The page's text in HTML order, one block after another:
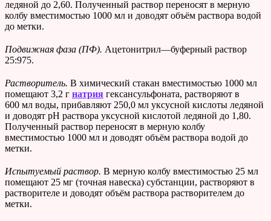
ледяной до 2,60. Полученный раствор переносят в мерную
колбу вместимостью 1000 мл и доводят объём раствора водой
до метки.
Подвижная фаза (ПФ). Ацетонитрил—буферный раствор
25:975.
Растворитель. В химический стакан вместимостью 1000 мл
помещают 3,2 г натрия гексансульфоната, растворяют в
600 мл воды, прибавляют 250,0 мл уксусной кислоты ледяной
и доводят рН раствора уксусной кислотой ледяной до 1,80.
Полученный раствор переносят в мерную колбу
вместимостью 1000 мл и доводят объём раствора водой до
метки.
Испытуемый раствор. В мерную колбу вместимостью 25 мл
помещают 25 мг (точная навеска) субстанции, растворяют в
растворителе и доводят объём раствора растворителем до
метки.